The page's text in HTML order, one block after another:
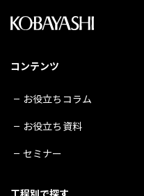
コンテンツ
お役立ちコラム
お役立ち資料
セミナー
工程別で探す